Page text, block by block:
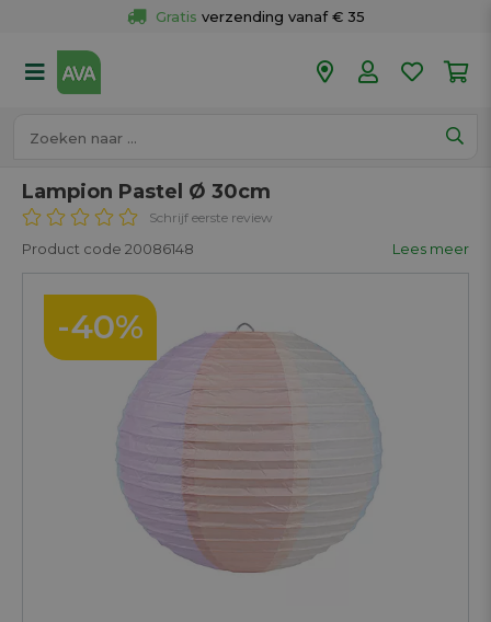
Gratis verzending vanaf € 35
50 winkels
Lampion Pastel Ø 30cm
Schrijf eerste review
Product code 20086148 Lees meer
-40%